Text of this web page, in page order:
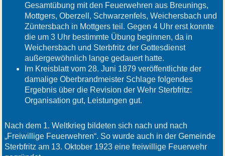
Gesamtübung mit den Feuerwehren aus Breunings,
Mottgers, Oberzell, Schwarzenfels, Weichersbach und
Züntersbach in Mottgers teil. Gegen 4 Uhr erst konnte
die um 3 Uhr bestimmte Übung beginnen, da in
Weichersbach und Sterbfritz der Gottesdienst
außergewöhnlich lange gedauert hatte.
Im Kreisblatt vom 28. Juni 1879 veröffentlichte der
damalige Oberbrandmeister Schlage folgendes
Ergebnis über die Revision der Wehr Sterbfritz:
Organisation gut, Leistungen gut.
Nach dem 1. Weltkrieg bildeten sich nach und nach
„Freiwillige Feuerwehren“. So wurde auch in der Gemeinde
Sterbfritz am 13. Oktober 1923 eine freiwillige Feuerwehr